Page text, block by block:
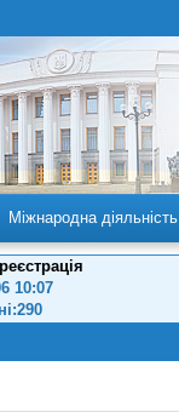
Міжнародна діяльність
10:07